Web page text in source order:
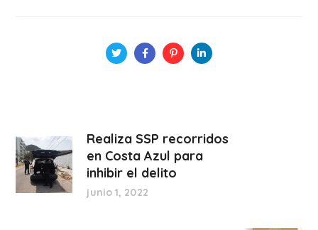
Realiza SSP recorridos
en Costa Azul para
inhibir el delito
junio 1, 2022